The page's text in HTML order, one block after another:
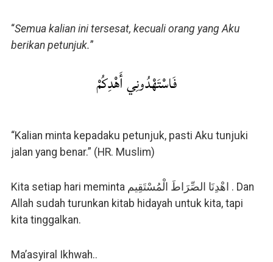
“Semua kalian ini tersesat, kecuali orang yang Aku
berikan petunjuk.”
فَاسْتَهْدُونِي أَهْدِكُمْ
“Kalian minta kepadaku petunjuk, pasti Aku tunjuki
jalan yang benar.” (HR. Muslim)
Kita setiap hari meminta ‏ اهْدِنَا الصِّرَاطَ الْمُسْتَقِيم. Dan
Allah sudah turunkan kitab hidayah untuk kita, tapi
kita tinggalkan.
Ma’asyiral Ikhwah..